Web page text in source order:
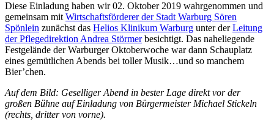
Diese Einladung haben wir 02. Oktober 2019 wahrgenommen und
gemeinsam mit Wirtschaftsförderer der Stadt Warburg Sören
Spönlein zunächst das Helios Klinikum Warburg unter derLeitung
der Pflegedirektion Andrea Störmerbesichtigt. Das naheliegende
Festgelände der Warburger Oktoberwoche war dann Schauplatz
eines gemütlichen Abends bei toller Musik…und so manchem
Bier’chen.
Auf dem Bild: Geselliger Abend in bester Lage direkt vor der
großen Bühne auf Einladung von Bürgermeister Michael Stickeln
(rechts, dritter von vorne).